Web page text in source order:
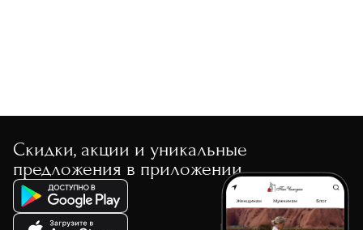
Скидки, акции и уникальные
предложения в приложении